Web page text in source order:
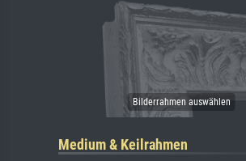
Medium & Keilrahmen